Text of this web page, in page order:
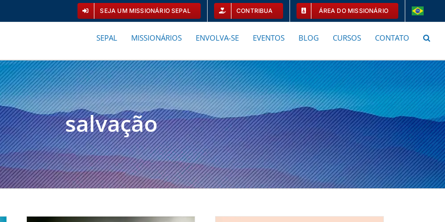
SEJA UM MISSIONÁRIO SEPAL CONTRIBUA ÁREA DO MISSIONÁRIO
SEPAL MISSIONÁRIOS ENVOLVA-SE EVENTOS BLOG CURSOS CONTATO
salvação